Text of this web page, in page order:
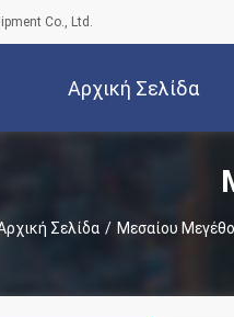
Co., Ltd.
Αρχική Σελίδα
Σελίδα / Μεσαίου